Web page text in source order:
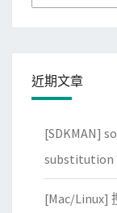
for:
近期文章
[SDKMAN]
substitution
[Mac/Linux]